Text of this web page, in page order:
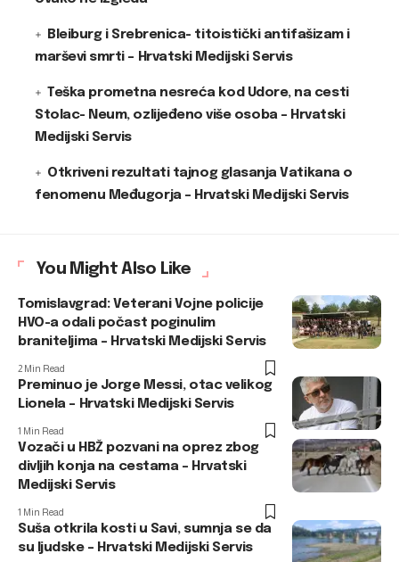
Bleiburg i Srebrenica- titoistički antifašizam i
marševi smrti – Hrvatski Medijski Servis
Teška prometna nesreća kod Udore, na cesti
Stolac- Neum, ozlijeđeno više osoba – Hrvatski
Medijski Servis
Otkriveni rezultati tajnog glasanja Vatikana o
fenomenu Međugorja – Hrvatski Medijski Servis
You Might Also Like
Tomislavgrad: Veterani Vojne policije
HVO-a odali počast poginulim
braniteljima – Hrvatski Medijski Servis
2 Min Read
Preminuo je Jorge Messi, otac velikog
Lionela – Hrvatski Medijski Servis
1 Min Read
Vozači u HBŽ pozvani na oprez zbog
divljih konja na cestama – Hrvatski
Medijski Servis
1 Min Read
Suša otkrila kosti u Savi, sumnja se da
su ljudske – Hrvatski Medijski Servis